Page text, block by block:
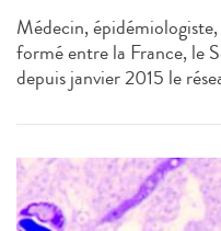
Médecin,
formé entre la France, le
depuis janvier 2015 le